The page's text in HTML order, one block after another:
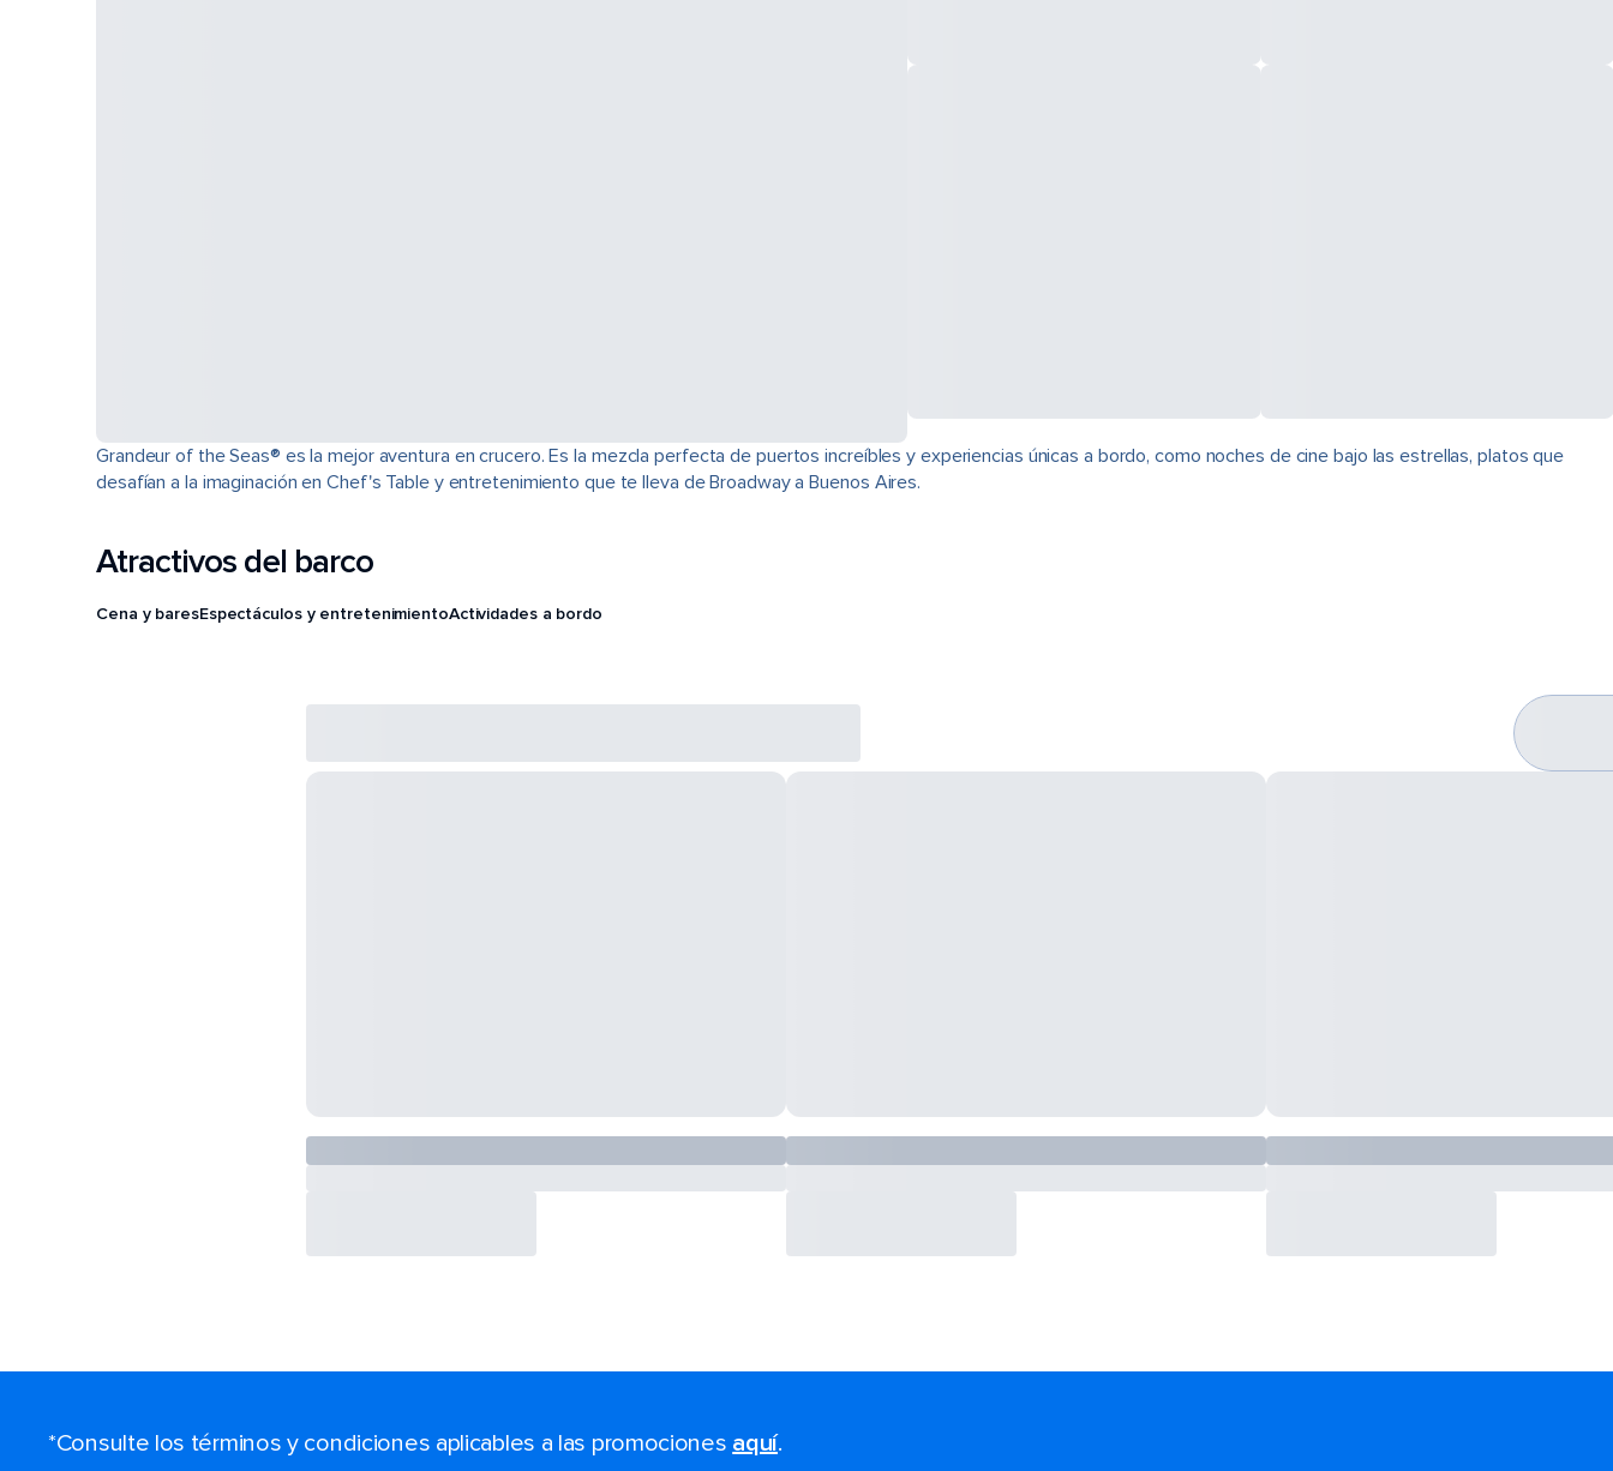
Grandeur of the Seas® es la mejor aventura en crucero. Es la mezcla perfecta de puertos increíbles y experiencias únicas a bordo, como noches de cine bajo las estrellas, platos que
desafían a la imaginación en Chef's Table y entretenimiento que te lleva de Broadway a Buenos Aires.
Atractivos del barco
Cena y baresEspectáculos y entretenimientoActividades a bordo
*Consulte los términos y condiciones aplicables a las promociones aquí.